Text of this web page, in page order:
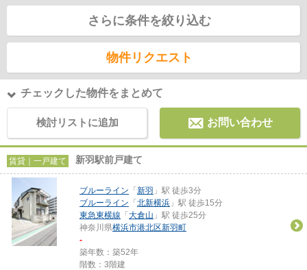
さらに条件を絞り込む
物件リクエスト
チェックした物件をまとめて
検討リストに追加 お問い合わせ
賃貸｜一戸建て 新羽駅前戸建て
ブルーライン 「 新羽 」駅 徒歩3分
ブルーライン 「 北新横浜 」駅 徒歩15分
東急東横線 「 大倉山 」駅 徒歩25分
神奈川県横浜市港北区新羽町
-
築年数：築52年
階数：3階建